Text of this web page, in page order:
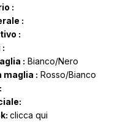
:
:
:
:
: Bianco/Nero
maglia : Rosso/Bianco
clicca qui